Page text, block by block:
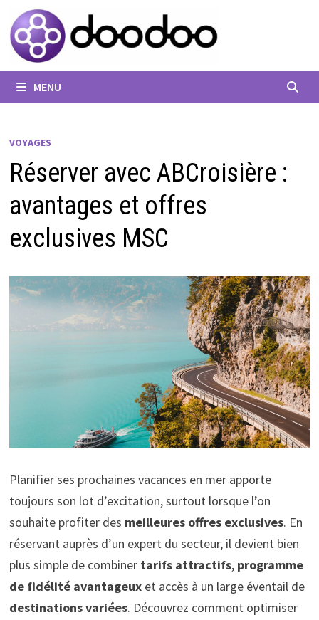
Passer
au
contenu
MENU
VOYAGES
Réserver avec ABCroisière :
avantages et offres
exclusives MSC
Planifier ses prochaines vacances en mer apporte
toujours son lot d’excitation, surtout lorsque l’on
souhaite profiter des meilleures offres exclusives. En
réservant auprès d’un expert du secteur, il devient bien
plus simple de combiner tarifs attractifs, programme
de fidélité avantageuxet accès à un large éventail de
destinations variées. Découvrez comment optimiser